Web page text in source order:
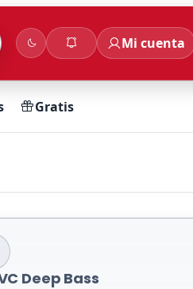
Mi cuenta
Gratis
Deep Bass